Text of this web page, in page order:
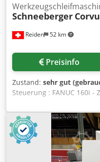
Reiden 52 km
Schneeberger
Preisinfo
Zustand: sehr gut
Steuerung : FANUC 160i -
Laderoboter -
Technologies) -
Aer Ha Dvol Teha
300 mm Z-Achse 300 mm
-60° C’-Achse
Scheibenabmessung bis